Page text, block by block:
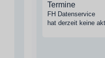
Termine
FH Datenservice
hat derzeit keine